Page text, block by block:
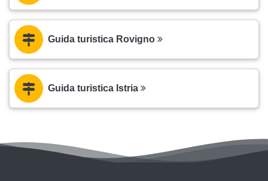
Guida turistica Rovigno
Guida turistica Istria